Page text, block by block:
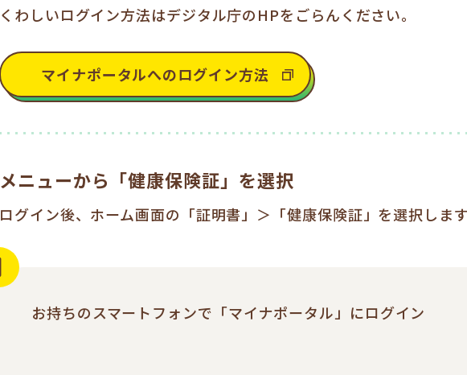
くわしいログイン方法はデジタル庁のHPをごらんください。
マイナポータルへのログイン方法
メニューから 「健康保険証」を選択
ログイン後、ホーム画面の「証明書」＞「健康保険証」を選択しま
お持ちのスマートフォンで「マイナポータル」にログイン